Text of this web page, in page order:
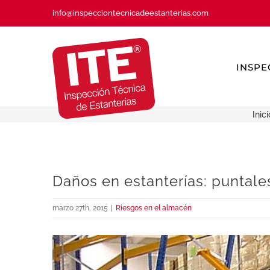
info@inspecciontecnicadeestanterias.com
Daños en estanterías:
marzo 27th, 2015 Riesgos en el almacén
Ver
imagen